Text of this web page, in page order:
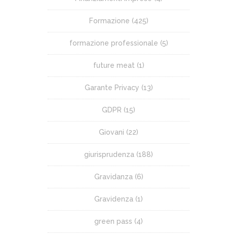
Formazione (425)
formazione professionale (5)
future meat(1)
Garante Privacy (13)
GDPR (15)
Giovani (22)
giurisprudenza (188)
Gravidanza(6)
Gravidenza (1)
green pass (4)